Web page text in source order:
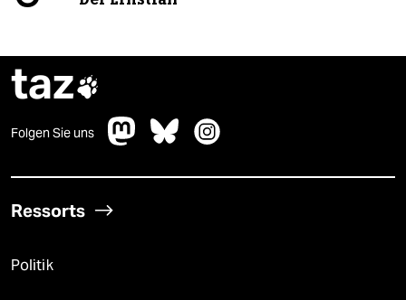
taz
Folgen Sie uns
Ressorts
Politik